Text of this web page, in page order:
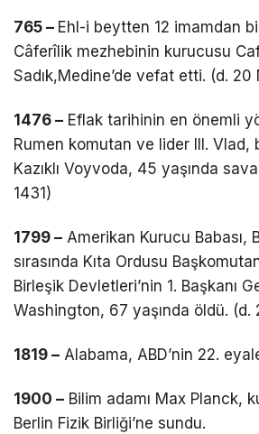
765 – Ehl-i beytten 12 imamdan
Câferîlik mezhebinin kurucusu
Sadık,Medine’de vefat etti. (d. 20
1476 – Eflak tarihinin en önemli
Rumen komutan ve lider III. Vlad,
Kazıklı Voyvoda, 45 yaşında
1431)
1799 – Amerikan Kurucu Babası,
sırasında Kıta Ordusu
Birleşik Devletleri’nin 1. Başkanı
Washington, 67 yaşında öldü. (d.
1819 – Alabama, ABD’nin 22.
1900 – Bilim adamı Max Planck,
Berlin Fizik Birliği’ne sundu.